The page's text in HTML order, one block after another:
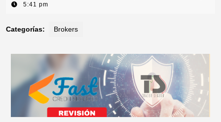
5:41 pm
Categorías: Brokers